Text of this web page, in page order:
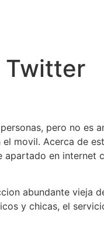
Twitter
pero no es
movil. Acerca de
apartado en internet
abundante vieja
y chicas, el